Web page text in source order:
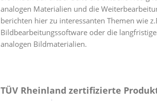
analogen Materialien und die
berichten hier zu interessanten Themen wie
Bildbearbeitungssoftware oder die
analogen Bildmaterialien.
TÜV Rheinland zertifizierte